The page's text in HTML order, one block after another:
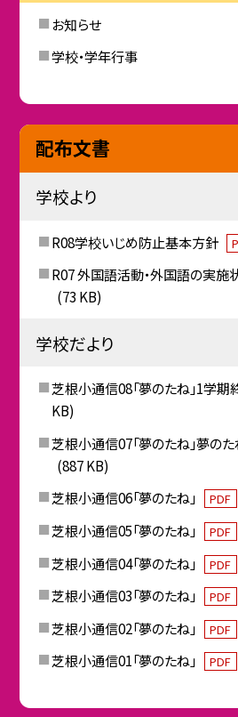
お知らせ
学校・学年行事
配布文書
学校より
R08学校いじめ防止基本方針
R07 外国語活動・外国語の実施
(73 KB)
学校だより
芝根小通信08「夢のたね」1学期
KB)
芝根小通信07「夢のたね」夢の
(887 KB)
芝根小通信06「夢のたね」
PDF
芝根小通信05「夢のたね」
PDF
芝根小通信04「夢のたね」
PDF
芝根小通信03「夢のたね」
PDF
芝根小通信02「夢のたね」 PDF
芝根小通信01「夢のたね」 PDF